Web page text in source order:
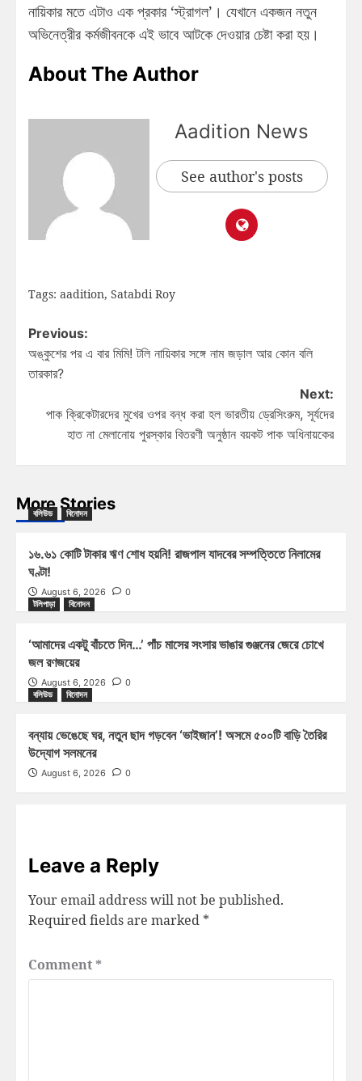
নায়িকার মতে এটাও এক প্রকার ‘স্ট্রাগল’। যেখানে একজন নতুন
অভিনেত্রীর কর্মজীবনকে এই ভাবে আটকে দেওয়ার চেষ্টা করা হয়।
About The Author
Aadition News
See author's posts
Tags: aadition, Satabdi Roy
Previous:
অঙ্কুশের পর এ বার মিমি! টলি নায়িকার সঙ্গে নাম জড়াল আর কোন বলি
তারকার?
Next:
পাক ক্রিকেটারদের মুখের ওপর বন্ধ করা হল ভারতীয় ড্রেসিংরুম, সূর্যদের
হাত না মেলানোয় পুরস্কার বিতরণী অনুষ্ঠান বয়কট পাক অধিনায়কের
More Stories
বলিউড বিনোদন
১৬.৬১ কোটি টাকার ঋণ শোধ হয়নি! রাজপাল যাদবের সম্পত্তিতে নিলামের
ঘণ্টা!
August 6, 2026
0
টলিপাড়া
বিনোদন
‘আমাদের একটু বাঁচতে দিন…’ পাঁচ মাসের সংসার ভাঙার গুঞ্জনের জেরে চোখে
জল রণজয়ের
August 6, 2026
0
বলিউড
বিনোদন
বন্যায় ভেঙেছে ঘর, নতুন ছাদ গড়বেন ‘ভাইজান’! অসমে ৫০০টি বাড়ি তৈরির
উদ্যোগ সলমনের
August 6, 2026 0
Leave a Reply
Your email address will not be published.
Required fields are marked *
Comment *